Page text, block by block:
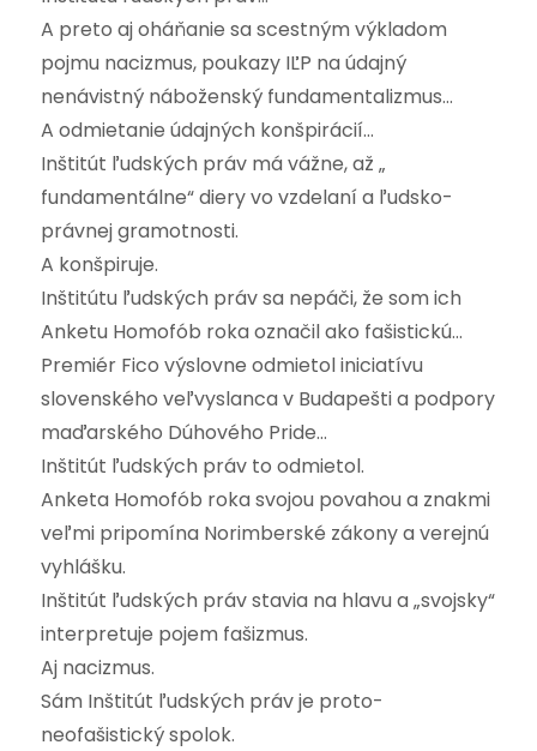
A preto aj oháňanie sa scestným výkladom
pojmu nacizmus, poukazy IĽP na údajný
nenávistný náboženský fundamentalizmus…
A odmietanie údajných konšpirácií…
Inštitút ľudských práv má vážne, až „
fundamentálne“ diery vo vzdelaní a ľudsko-
právnej gramotnosti.
A konšpiruje.
Inštitútu ľudských práv sa nepáči, že som ich
Anketu Homofób roka označil ako fašistickú…
Premiér Fico výslovne odmietol iniciatívu
slovenského veľvyslanca v Budapešti a podpory
maďarského Dúhového Pride…
Inštitút ľudských práv to odmietol.
Anketa Homofób roka svojou povahou a znakmi
veľmi pripomína Norimberské zákony a verejnú
vyhlášku.
Inštitút ľudských práv stavia na hlavu a „svojsky“
interpretuje pojem fašizmus.
Aj nacizmus.
Sám Inštitút ľudských práv je proto-
neofašistický spolok.